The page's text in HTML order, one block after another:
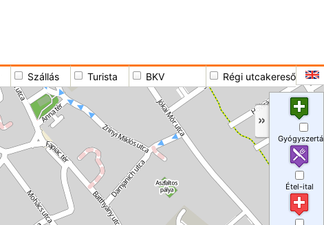
Szállás Turista BKV Régi utcakereső
Étel-ital